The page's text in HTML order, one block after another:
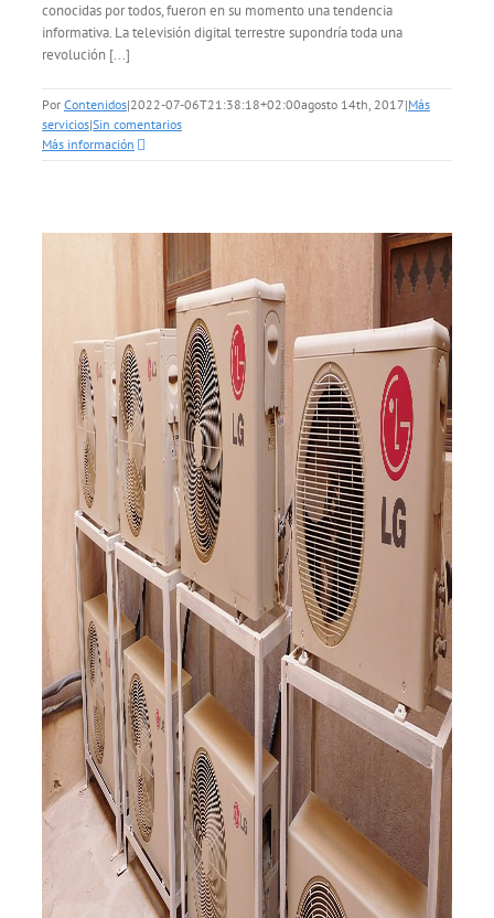
conocidas por todos, fueron en su momento una tendencia
informativa. La televisión digital terrestre supondría toda una
revolución [...]
Por Contenidos|2022-07-06T21:38:18+02:00agosto 14th, 2017|Más
servicios|Sin comentarios
Más información